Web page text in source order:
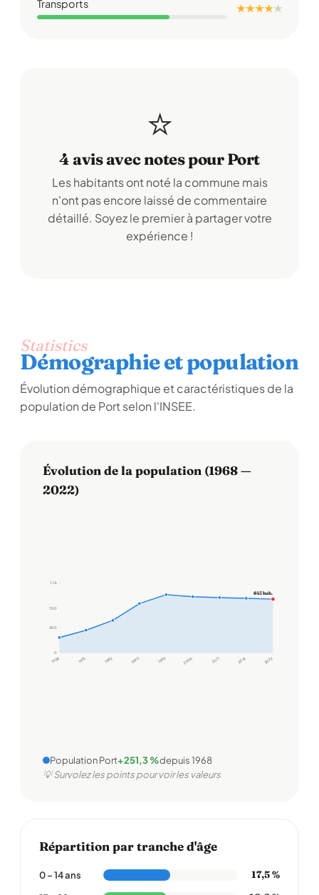
Transports ★ ★ ★ ★★
⭐
4 avis avec notes pour Port
Les habitants ont noté la commune mais
n'ont pas encore laissé de commentaire
détaillé. Soyez le premier à partager votre
expérience !
Statistics
Démographie et population
Évolution démographique et caractéristiques de la
population de Port selon l'INSEE.
Évolution de la population (1968 —
2022)
0
400
700
1,1 k
1968 1975 1982 1990 1999 2006 2011 2016 2022
843 hab.
Population Port+251,3 %depuis 1968
💡 Survolez les points pour voir les valeurs
Répartition par tranche d'âge
0 – 14 ans 17,5 %